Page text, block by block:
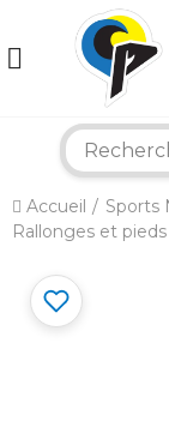
Accueil Sports
Rallonges etBonjour